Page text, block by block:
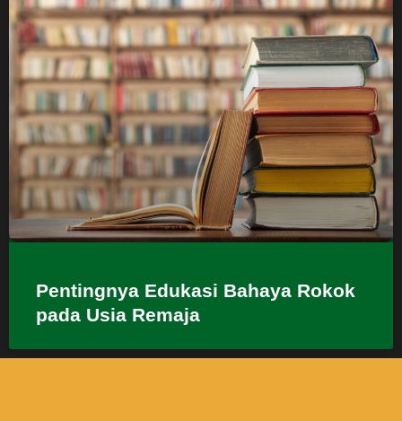
Pentingnya Edukasi Bahaya Rokok
pada Usia Remaja